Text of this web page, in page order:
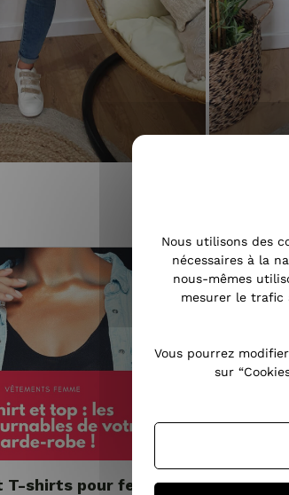
T-shirts pour femme
Tee-
Nous utilisons des
nécessaires à la
nous-mêmes
mesurer le trafic
Vous pourrez
sur